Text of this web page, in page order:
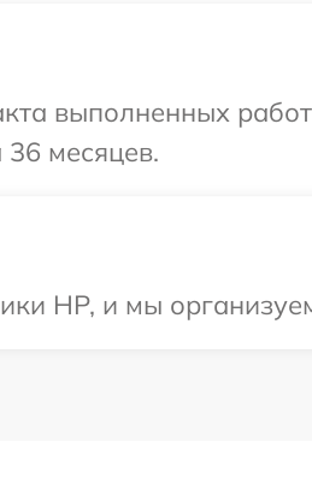
выполненных
месяцев.
HP, и мы